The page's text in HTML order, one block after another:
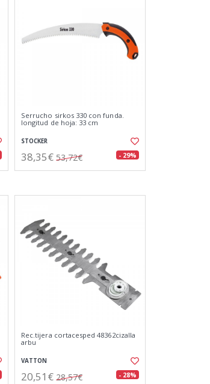
Serrucho sirkos 330 con funda.
longitud de hoja: 33 cm
STOCKER
38,35€ 53,72€ - 29%
Rec.tijera cortacesped 48362cizalla
arbu
VATTON
20,51€ 28,57€ - 28%